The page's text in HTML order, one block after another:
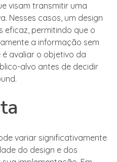
visam transmitir uma
Nesses casos, um design
eficaz, permitindo que o
a informação sem
é avaliar o objetivo da
alvo antes de decidir
variar significativamente
do design e dos